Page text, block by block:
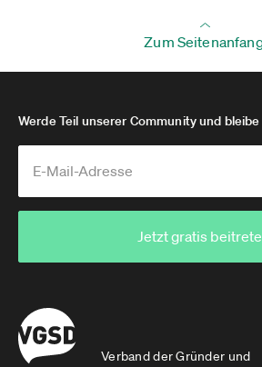
Zum
Verband der Gründer und
Werde Teil unserer Community und
Jetzt gratis